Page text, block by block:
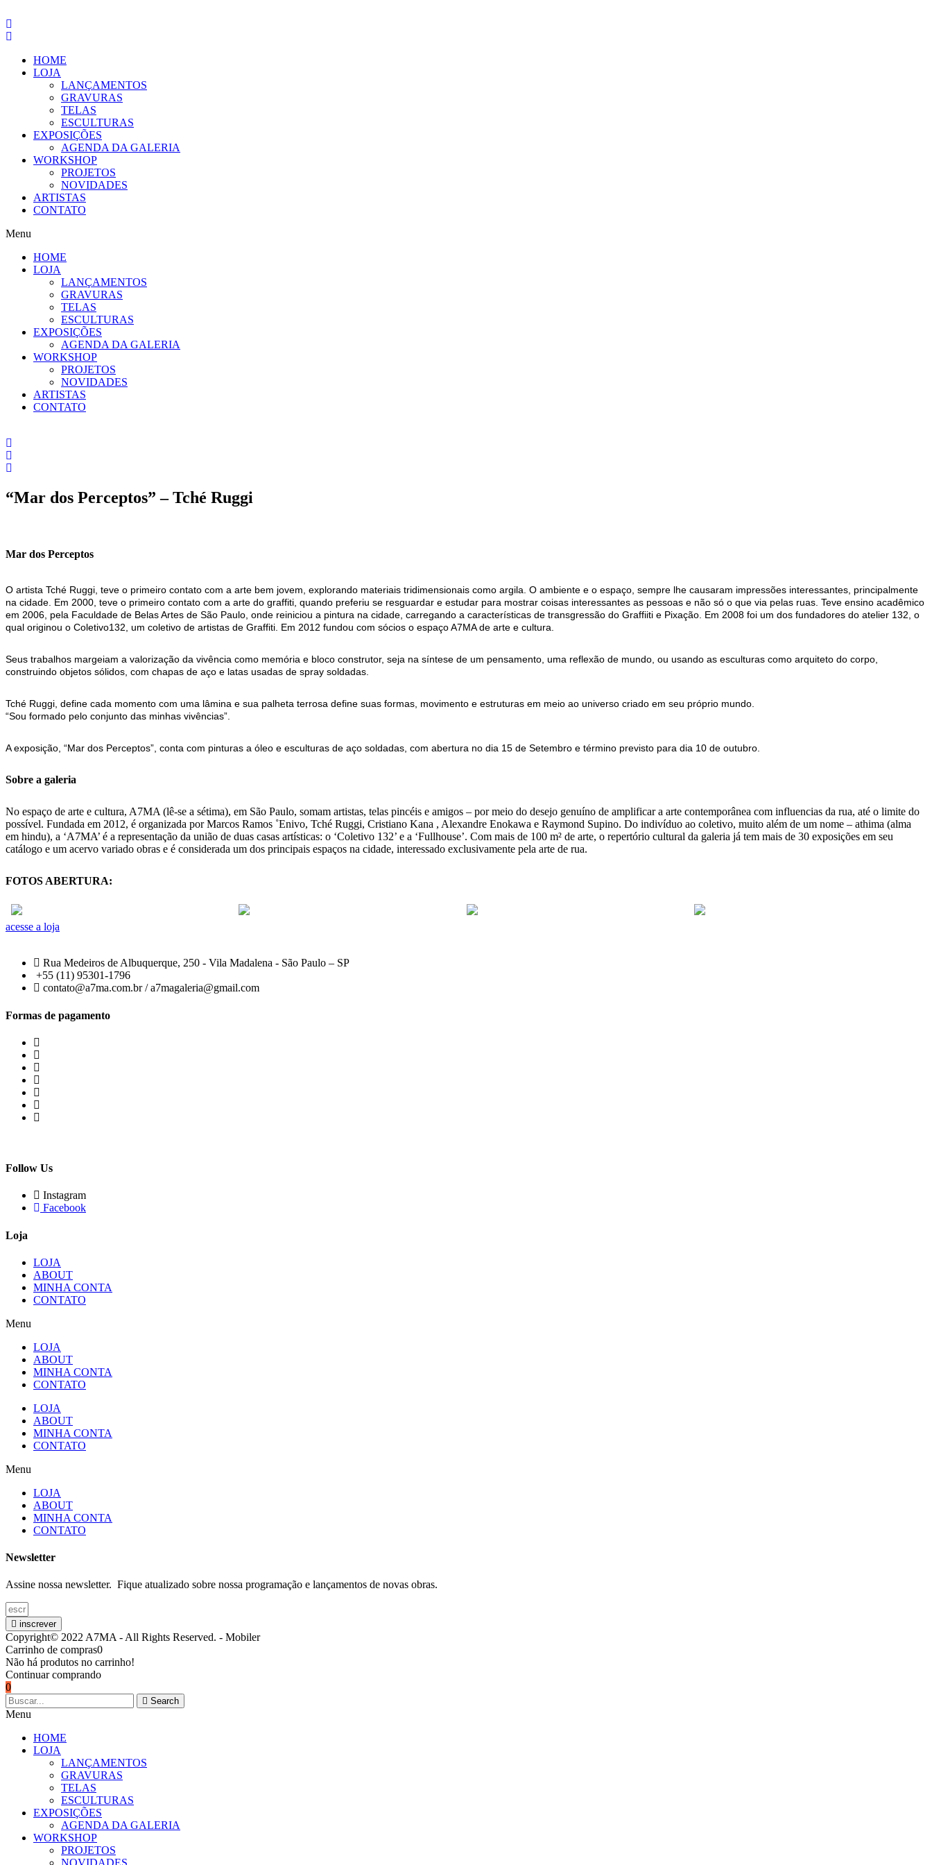
para
o
HOME
LOJA
LANÇAMENTOS
GRAVURAS
TELAS
ESCULTURAS
EXPOSIÇÕES
AGENDA DA GALERIA
WORKSHOP
PROJETOS
NOVIDADES
ARTISTAS
CONTATO
Menu
HOME
LOJA
LANÇAMENTOS
GRAVURAS
TELAS
ESCULTURAS
EXPOSIÇÕES
AGENDA DA GALERIA
WORKSHOP
PROJETOS
NOVIDADES
ARTISTAS
CONTATO
“Mar dos Perceptos” – Tché Ruggi
Mar dos Perceptos
O artista Tché Ruggi, teve o primeiro contato com a arte bem jovem, explorando materiais tridimensionais como argila. O ambiente e o espaço, sempre lhe causaram impressões interessantes, principalmente
na cidade. Em 2000, teve o primeiro contato com a arte do graffiti, quando preferiu se resguardar e estudar para mostrar coisas interessantes as pessoas e não só o que via pelas ruas. Teve ensino acadêmico
em 2006, pela Faculdade de Belas Artes de São Paulo, onde reiniciou a pintura na cidade, carregando a características de transgressão do Graffiiti e Pixação. Em 2008 foi um dos fundadores do atelier 132, o
qual originou o Coletivo132, um coletivo de artistas de Graffiti. Em 2012 fundou com sócios o espaço A7MA de arte e cultura.
Seus trabalhos margeiam a valorização da vivência como memória e bloco construtor, seja na síntese de um pensamento, uma reflexão de mundo, ou usando as esculturas como arquiteto do corpo,
construindo objetos sólidos, com chapas de aço e latas usadas de spray soldadas.
Tché Ruggi, define cada momento com uma lâmina e sua palheta terrosa define suas formas, movimento e estruturas em meio ao universo criado em seu próprio mundo.
“Sou formado pelo conjunto das minhas vivências”.
A exposição, “Mar dos Perceptos”, conta com pinturas a óleo e esculturas de aço soldadas, com abertura no dia 15 de Setembro e término previsto para dia 10 de outubro.
Sobre a galeria
No espaço de arte e cultura, A7MA (lê-se a sétima), em São Paulo, somam artistas, telas pincéis e amigos – por meio do desejo genuíno de amplificar a arte contemporânea com influencias da rua, até o limite do
possível. Fundada em 2012, é organizada por Marcos Ramos ˚Enivo, Tché Ruggi, Cristiano Kana , Alexandre Enokawa e Raymond Supino. Do indivíduo ao coletivo, muito além de um nome – athima (alma
em hindu), a ‘A7MA’ é a representação da união de duas casas artísticas: o ‘Coletivo 132’ e a ‘Fullhouse’. Com mais de 100 m² de arte, o repertório cultural da galeria já tem mais de 30 exposições em seu
catálogo e um acervo variado obras e é considerada um dos principais espaços na cidade, interessado exclusivamente pela arte de rua.
FOTOS ABERTURA:
acesse a loja
Rua Medeiros de Albuquerque, 250 - Vila Madalena - São Paulo – SP
+55 (11) 95301-1796
contato@a7ma.com.br / a7magaleria@gmail.com
Formas de pagamento
Follow Us
Instagram
Facebook
Loja
LOJA
ABOUT
MINHA CONTA
CONTATO
Menu
LOJA
ABOUT
MINHA CONTA
CONTATO
LOJA
ABOUT
MINHA CONTA
CONTATO
Menu
LOJA
ABOUT
MINHA CONTA
CONTATO
Newsletter
Assine nossa newsletter. Fique atualizado sobre nossa programação e lançamentos de novas obras.
inscrever
Copyright© 2022 A7MA - All Rights Reserved. - Mobiler
Carrinho de compras0
Não há produtos no carrinho!
Continuar comprando
0
Search
Menu
HOME
LOJA
LANÇAMENTOS
GRAVURAS
TELAS
ESCULTURAS
EXPOSIÇÕES
AGENDA DA GALERIA
WORKSHOP
PROJETOS